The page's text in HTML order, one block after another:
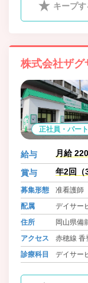
キープす
株式会社ザグ
正社員・パート
給与 月給
賞与 年2回（
募集形態
准看護師
配属
デイサー
住所
岡山県備
アクセス
赤穂線 香
診療科目
デイサー